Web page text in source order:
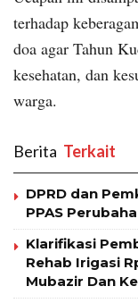
terhadap
doa agar Tahun
kesehatan, dan
warga.
Berita ‎ Terkait
DPRD dan
PPAS
Klarifikasi
Rehab Irigasi
Mubazir Dan